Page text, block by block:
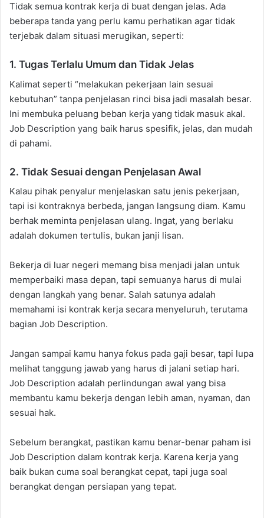
Tidak semua kontrak kerja di buat dengan jelas. Ada
beberapa tanda yang perlu kamu perhatikan agar tidak
terjebak dalam situasi merugikan, seperti:
1. Tugas Terlalu Umum dan Tidak Jelas
Kalimat seperti “melakukan pekerjaan lain sesuai
kebutuhan” tanpa penjelasan rinci bisa jadi masalah besar.
Ini membuka peluang beban kerja yang tidak masuk akal.
Job Description yang baik harus spesifik, jelas, dan mudah
di pahami.
2. Tidak Sesuai dengan Penjelasan Awal
Kalau pihak penyalur menjelaskan satu jenis pekerjaan,
tapi isi kontraknya berbeda, jangan langsung diam. Kamu
berhak meminta penjelasan ulang. Ingat, yang berlaku
adalah dokumen tertulis, bukan janji lisan.
Bekerja di luar negeri memang bisa menjadi jalan untuk
memperbaiki masa depan, tapi semuanya harus di mulai
dengan langkah yang benar. Salah satunya adalah
memahami isi kontrak kerja secara menyeluruh, terutama
bagian Job Description.
Jangan sampai kamu hanya fokus pada gaji besar, tapi lupa
melihat tanggung jawab yang harus di jalani setiap hari.
Job Description adalah perlindungan awal yang bisa
membantu kamu bekerja dengan lebih aman, nyaman, dan
sesuai hak.
Sebelum berangkat, pastikan kamu benar-benar paham isi
Job Description dalam kontrak kerja. Karena kerja yang
baik bukan cuma soal berangkat cepat, tapi juga soal
berangkat dengan persiapan yang tepat.